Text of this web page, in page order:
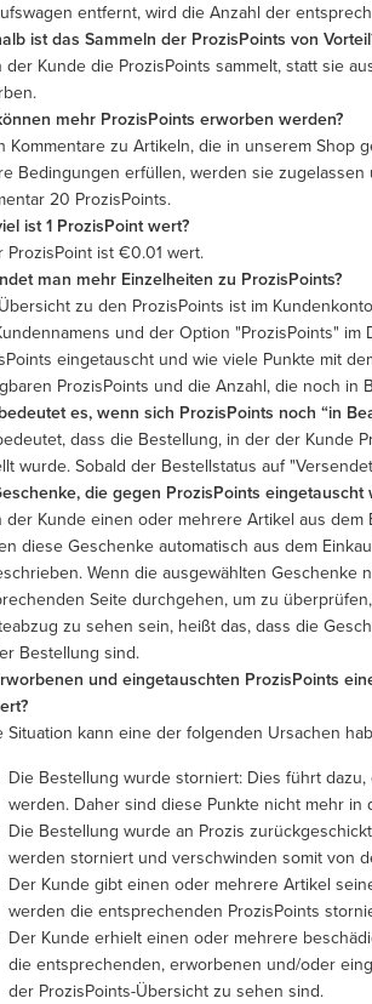
entfernt, wird die Anzahl der
ist das Sammeln der ProzisPoints von
der Kunde die ProzisPoints sammelt, statt sie
mehr ProzisPoints erworben werden?
Kommentare zu Artikeln, die in unserem Shop
Bedingungen erfüllen, werden sie
20 ProzisPoints.
ist 1 ProzisPoint wert?
ProzisPoint ist €0.01 wert.
man mehr Einzelheiten zu ProzisPoints?
zu den ProzisPoints ist im
und der Option "ProzisPoints"
eingetauscht und wie viele Punkte mit
ProzisPoints und die Anzahl, die noch in
es, wenn sich ProzisPoints noch “in
dass die Bestellung, in der der Kunde
wurde. Sobald der Bestellstatus auf
die gegen ProzisPoints
der Kunde einen oder mehrere Artikel aus
diese Geschenke automatisch aus dem
Wenn die ausgewählten Geschenke
Seite durchgehen, um zu
zu sehen sein, heißt das, dass die
Bestellung sind.
und eingetauschten ProzisPoints
Situation kann eine der folgenden Ursachen
Die Bestellung wurde storniert: Dies führt
werden. Daher sind diese Punkte nicht mehr in
Die Bestellung wurde an Prozis
werden storniert und verschwinden somit von
Der Kunde gibt einen oder mehrere Artikel
werden die entsprechenden ProzisPoints
Der Kunde erhielt einen oder mehrere
die entsprechenden, erworbenen und/oder
der ProzisPoints-Übersicht zu sehen sind.